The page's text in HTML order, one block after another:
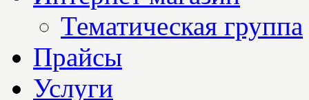
Тематическая группа
Прайсы
Услуги